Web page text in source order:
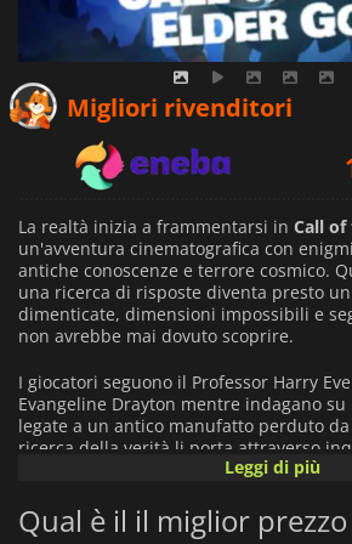
Migliori rivenditori
La realtà inizia a frammentarsi in Call of
un'avventura cinematografica con
antiche conoscenze e terrore cosmico.
una ricerca di risposte diventa presto
dimenticate, dimensioni impossibili e
non avrebbe mai dovuto scoprire.
I giocatori seguono il Professor Harry
Evangeline Drayton mentre indagano
legate a un antico manufatto perduto
ricerca della verità li porta attraverso
rovine abbandonate, paesaggi
Mescolando esplorazione narrativa con
Leggi di più
Qual è il il miglior